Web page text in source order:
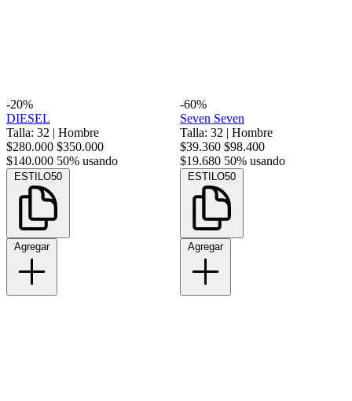
-20%
DIESEL
Talla: 32 | Hombre
$280.000 $350.000
$140.000 50% usando
ESTILO50
Agregar
-60%
Seven Seven
Talla: 32 | Hombre
$39.360 $98.400
$19.680 50% usando
ESTILO50
Agregar